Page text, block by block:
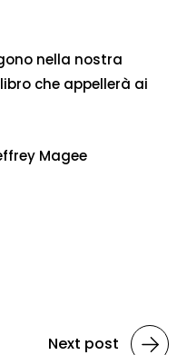
nella nostra
che appellerà ai
Magee
Next post